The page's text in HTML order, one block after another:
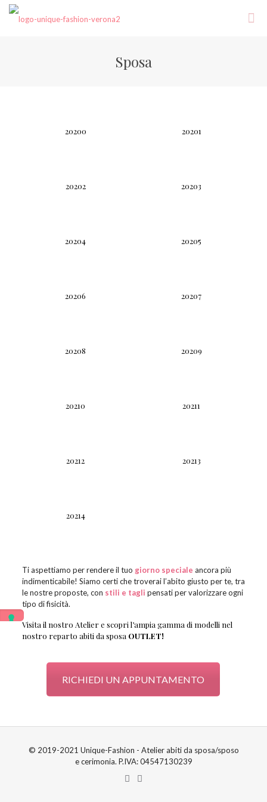
Sposa
20200 20201
20202 20203
20204 20205
20206 20207
20208 20209
20210 20211
20212 20213
20214
Ti aspettiamo per rendere il tuo giorno speciale ancora più
indimenticabile! Siamo certi che troverai l’abito giusto per te, tra
le nostre proposte, con stili e tagli pensati per valorizzare ogni
tipo di fisicità.
Visita il nostro Atelier e scopri l’ampia gamma di modelli nel
nostro reparto abiti da sposa OUTLET!
RICHIEDI UN APPUNTAMENTO
© 2019-2021 Unique-Fashion - Atelier abiti da sposa/sposo
e cerimonia. P.IVA: 04547130239